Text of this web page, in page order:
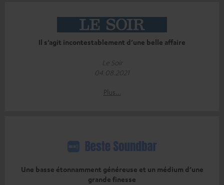
Il s’agit incontestablement d’une belle affaire
Le Soir
04.08.2021
Plus…
Une basse étonnamment généreuse et un médium d’une
grande finesse